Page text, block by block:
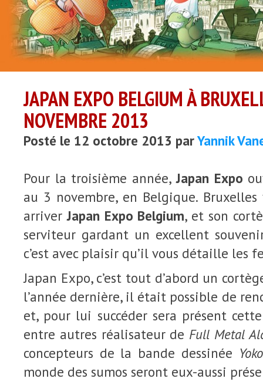
JAPAN EXPO BELGIUM À
NOVEMBRE 2013
Posté le 12 octobre 2013 parYannik
Pour la troisième année,Japan Expo
au 3 novembre, en Belgique.
arriverJapan Expo Belgium, et son
serviteur gardant un excellent
c’est avec plaisir qu’il vous détaille les
Japan Expo, c’est tout d’abord un
l’année dernière, il était possible de
et, pour lui succéder sera présent
entre autres réalisateur de Full Metal
concepteurs de la bande dessinée
monde des sumos seront eux-aussi